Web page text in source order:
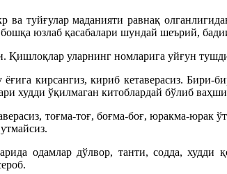
туйғулар маданияти равнақ
юзлаб қасабалари шундай шеърий,
Қишлоқлар уларнинг номларига уйғун
кирсангиз, кириб кетаверасиз.
худди ўқилмаган китоблардай бўлиб
тоғма-тоғ, боғма-боғ, юракма-юрак
одамлар дўлвор, танти, содда,